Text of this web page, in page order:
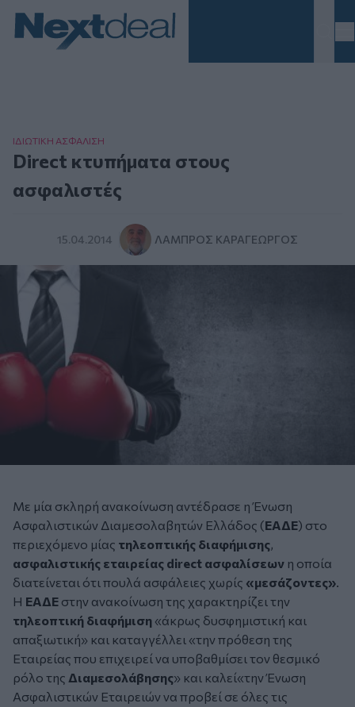
ΙΔΙΩΤΙΚΗ ΑΣΦAΛΙΣΗ
Direct κτυπήματα στους
ασφαλιστές
15.04.2014 ΛΆΜΠΡΟΣ ΚΑΡΑΓΕΏΡΓΟΣ
Με μία σκληρή ανακοίνωση αντέδρασε η Ένωση
Ασφαλιστικών Διαμεσολαβητών Ελλάδος (ΕΑΔΕ) στο
περιεχόμενο μίας τηλεοπτικής διαφήμισης,
ασφαλιστικής εταιρείας direct ασφαλίσεων η οποία
διατείνεται ότι πουλά ασφάλειες χωρίς «μεσάζοντες».
Η ΕΑΔΕ στην ανακοίνωση της χαρακτηρίζει την
τηλεοπτική διαφήμιση «άκρως δυσφημιστική και
απαξιωτική» και καταγγέλλει «την πρόθεση της
Εταιρείας που επιχειρεί να υποβαθμίσει τον θεσμικό
ρόλο της Διαμεσολάβησης» και καλεί«την Ένωση
Ασφαλιστικών Εταιρειών να προβεί σε όλες τις